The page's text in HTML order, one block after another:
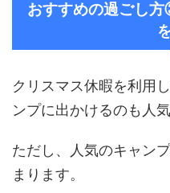
おすすめの過ごし
クリスマス休暇を利用
ンプに出かけるのも人気
ただし、人気のキャン
まります。